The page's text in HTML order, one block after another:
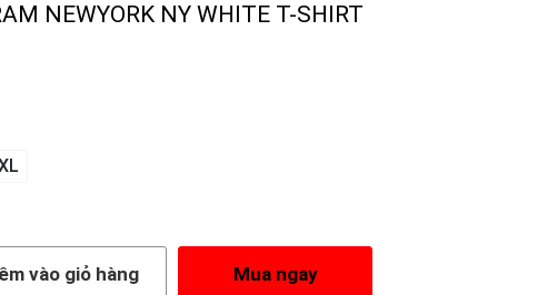
NEWYORK NY WHITE T-SHIRT
vào giỏ hàng Mua ngay